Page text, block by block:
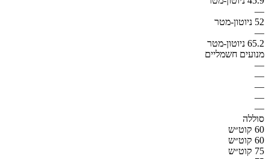
—
52 ניוטון-מטר
—
65.2 ניוטון-מטר
מנועים חשמליים
—
—
—
—
—
סוללה
60 קוט״ש
60 קוט״ש
75 קוט״ש